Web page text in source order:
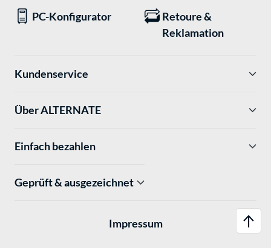
PC-Konfigurator
Retoure &
Reklamation
Kundenservice
Über ALTERNATE
Einfach bezahlen
Geprüft & ausgezeichnet
Impressum